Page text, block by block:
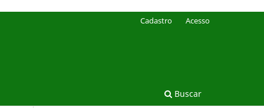
Buscar
Cadastro Acesso